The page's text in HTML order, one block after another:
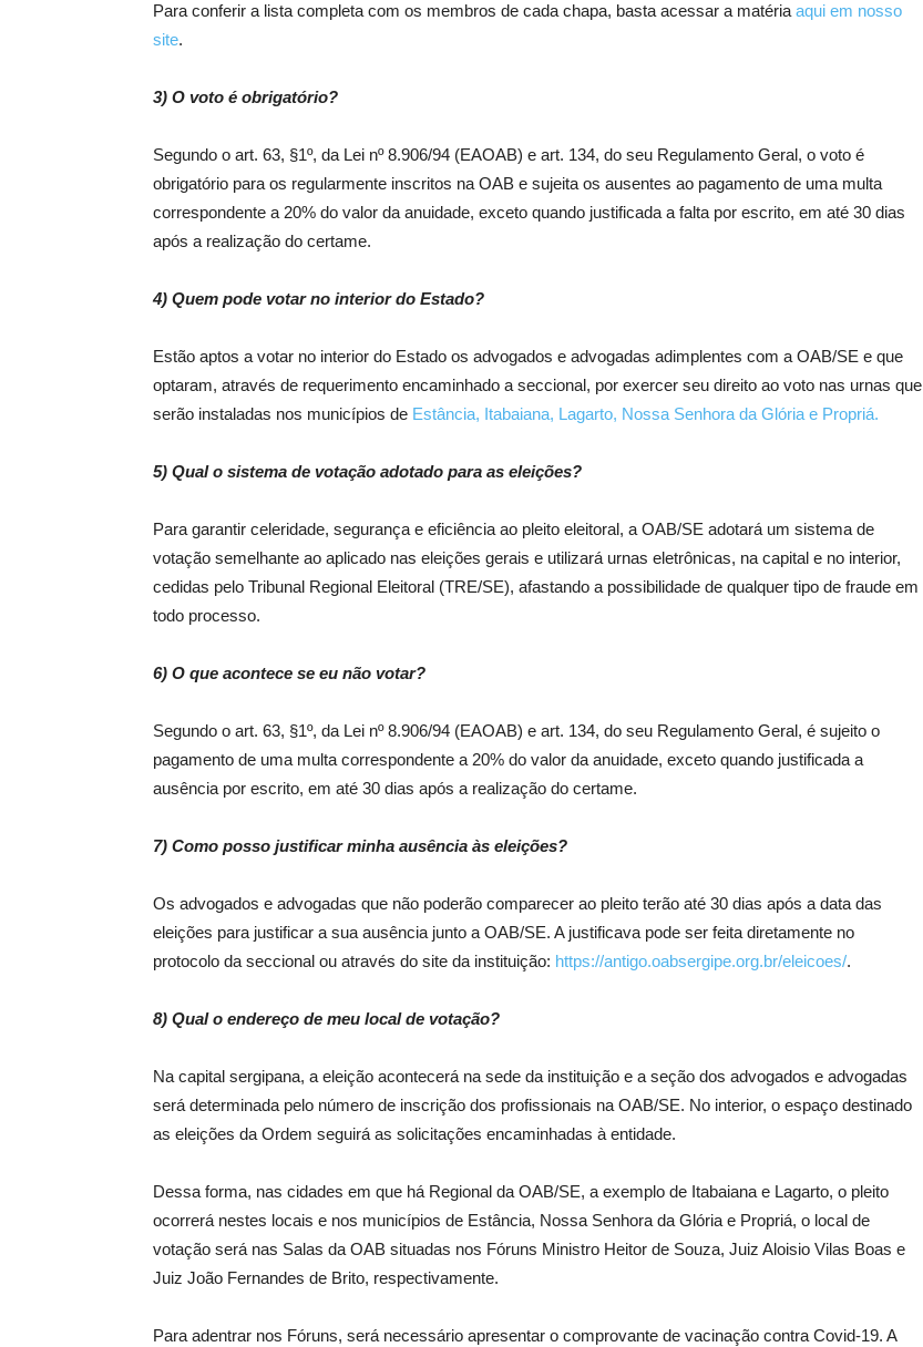
Para conferir a lista completa com os membros de cada chapa, basta acessar a matéria aqui em nosso
site.
3) O voto é obrigatório?
Segundo o art. 63, §1º, da Lei nº 8.906/94 (EAOAB) e art. 134, do seu Regulamento Geral, o voto é
obrigatório para os regularmente inscritos na OAB e sujeita os ausentes ao pagamento de uma multa
correspondente a 20% do valor da anuidade, exceto quando justificada a falta por escrito, em até 30 dias
após a realização do certame.
4) Quem pode votar no interior do Estado?
Estão aptos a votar no interior do Estado os advogados e advogadas adimplentes com a OAB/SE e que
optaram, através de requerimento encaminhado a seccional, por exercer seu direito ao voto nas urnas que
serão instaladas nos municípios de Estância, Itabaiana, Lagarto, Nossa Senhora da Glória e Propriá.
5) Qual o sistema de votação adotado para as eleições?
Para garantir celeridade, segurança e eficiência ao pleito eleitoral, a OAB/SE adotará um sistema de
votação semelhante ao aplicado nas eleições gerais e utilizará urnas eletrônicas, na capital e no interior,
cedidas pelo Tribunal Regional Eleitoral (TRE/SE), afastando a possibilidade de qualquer tipo de fraude em
todo processo.
6) O que acontece se eu não votar?
Segundo o art. 63, §1º, da Lei nº 8.906/94 (EAOAB) e art. 134, do seu Regulamento Geral, é sujeito o
pagamento de uma multa correspondente a 20% do valor da anuidade, exceto quando justificada a
ausência por escrito, em até 30 dias após a realização do certame.
7) Como posso justificar minha ausência às eleições?
Os advogados e advogadas que não poderão comparecer ao pleito terão até 30 dias após a data das
eleições para justificar a sua ausência junto a OAB/SE. A justificava pode ser feita diretamente no
protocolo da seccional ou através do site da instituição: https://antigo.oabsergipe.org.br/eleicoes/.
8) Qual o endereço de meu local de votação?
Na capital sergipana, a eleição acontecerá na sede da instituição e a seção dos advogados e advogadas
será determinada pelo número de inscrição dos profissionais na OAB/SE. No interior, o espaço destinado
as eleições da Ordem seguirá as solicitações encaminhadas à entidade.
Dessa forma, nas cidades em que há Regional da OAB/SE, a exemplo de Itabaiana e Lagarto, o pleito
ocorrerá nestes locais e nos municípios de Estância, Nossa Senhora da Glória e Propriá, o local de
votação será nas Salas da OAB situadas nos Fóruns Ministro Heitor de Souza, Juiz Aloisio Vilas Boas e
Juiz João Fernandes de Brito, respectivamente.
Para adentrar nos Fóruns, será necessário apresentar o comprovante de vacinação contra Covid-19. A